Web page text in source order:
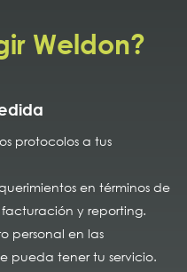
Weldon?
protocolos a tus
en términos de
y reporting.
personal en las
pueda tener tu servicio.